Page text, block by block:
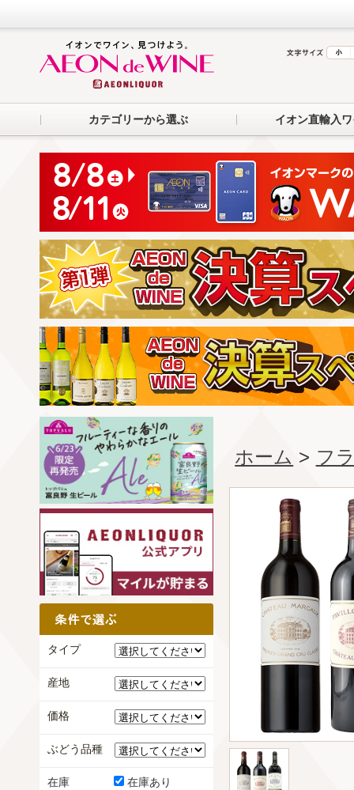
カテゴリーから選ぶ イオン直輸入
ホーム > フ
タイプ
産地
価格
ぶどう品種
在庫 在庫あり